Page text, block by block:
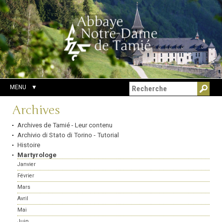
Aller
au
contenu.
|
Aller
à
la
navigation
Outils
personnels
Chercher par
Recherche
avancée…
MENU
Navigation
Archives
Archives de Tamié - Leur contenu
Archivio di Stato di Torino - Tutorial
Histoire
Martyrologe
Janvier
Février
Mars
Avril
Mai